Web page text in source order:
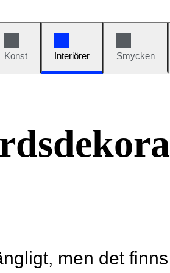
Konst
Interiörer Smycken
men det